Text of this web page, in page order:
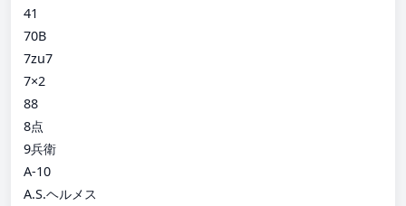
41
70B
7zu7
7×2
88
8点
9兵衛
A-10
A.S.ヘルメス